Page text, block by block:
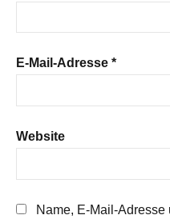
E-Mail-Adresse *
Website
Name, E-Mail-